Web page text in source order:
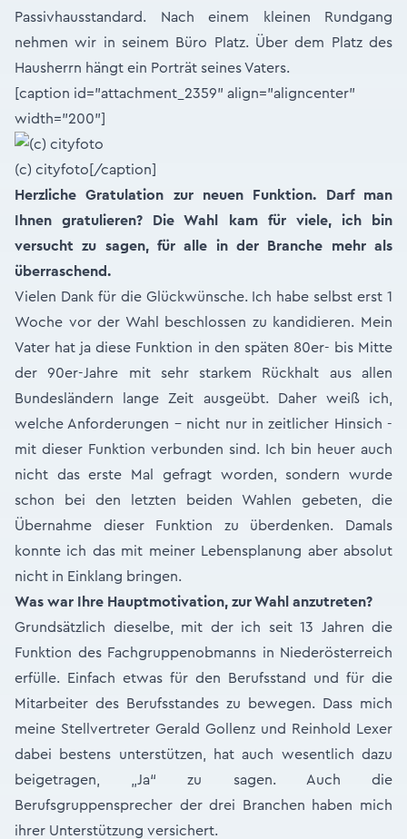
Passivhausstandard. Nach einem kleinen Rundgang
nehmen wir in seinem Büro Platz. Über dem Platz des
Hausherrn hängt ein Porträt seines Vaters.
[caption id="attachment_2359" align="aligncenter"
width="200"]
(c) cityfoto[/caption]
Herzliche Gratulation zur neuen Funktion. Darf man
Ihnen gratulieren? Die Wahl kam für viele, ich bin
versucht zu sagen, für alle in der Branche mehr als
überraschend.
Vielen Dank für die Glückwünsche. Ich habe selbst erst 1
Woche vor der Wahl beschlossen zu kandidieren. Mein
Vater hat ja diese Funktion in den späten 80er- bis Mitte
der 90er-Jahre mit sehr starkem Rückhalt aus allen
Bundesländern lange Zeit ausgeübt. Daher weiß ich,
welche Anforderungen - nicht nur in zeitlicher Hinsich -
mit dieser Funktion verbunden sind. Ich bin heuer auch
nicht das erste Mal gefragt worden, sondern wurde
schon bei den letzten beiden Wahlen gebeten, die
Übernahme dieser Funktion zu überdenken. Damals
konnte ich das mit meiner Lebensplanung aber absolut
nicht in Einklang bringen.
Was war Ihre Hauptmotivation, zur Wahl anzutreten?
Grundsätzlich dieselbe, mit der ich seit 13 Jahren die
Funktion des Fachgruppenobmanns in Niederösterreich
erfülle. Einfach etwas für den Berufsstand und für die
Mitarbeiter des Berufsstandes zu bewegen. Dass mich
meine Stellvertreter Gerald Gollenz und Reinhold Lexer
dabei bestens unterstützen, hat auch wesentlich dazu
beigetragen, „Ja“ zu sagen. Auch die
Berufsgruppensprecher der drei Branchen haben mich
ihrer Unterstützung versichert.